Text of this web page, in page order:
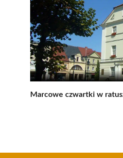
Marcowe czwartki w